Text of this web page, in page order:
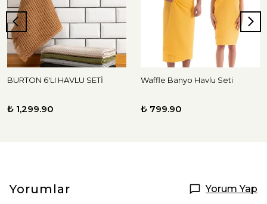
BURTON 6'LI HAVLU SETİ
₺ 1,299.90
Waffle Banyo Havlu Seti
₺ 799.90
Yorumlar Yorum Yap